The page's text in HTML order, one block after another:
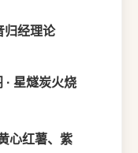
归经理论
· 星燧炭火烧
心红薯、紫